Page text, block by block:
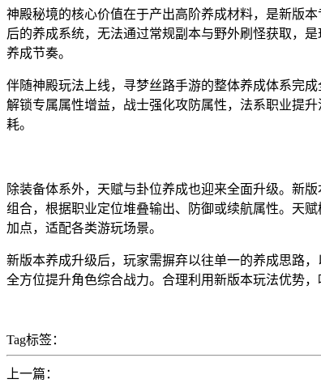
神殿秘境的核心价值在于产出高阶养成材料，是新版
后的养成系统，无法通过常规副本与野外刷怪获取，
养成节奏。
伴随神殿玩法上线，寻梦丝路手游的整体养成体系完
解锁专属属性增益，战士强化攻防属性，法系职业提
耗。
除装备体系外，天赋与卦位养成也迎来全面升级。新
组合，根据职业定位堆叠输出、防御或续航属性。天
加点，适配各类游玩场景。
新版本养成升级后，玩家需摒弃以往单一的养成思路
全方位提升角色综合战力。合理利用新版本玩法优势
Tag标签：
上一篇：